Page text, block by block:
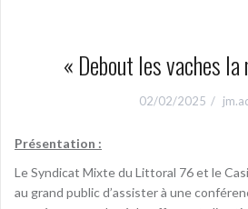
« Debout les vaches
02/02/2025
Présentation :
Le Syndicat Mixte du Littoral 76 et le
au grand public d’assister à une